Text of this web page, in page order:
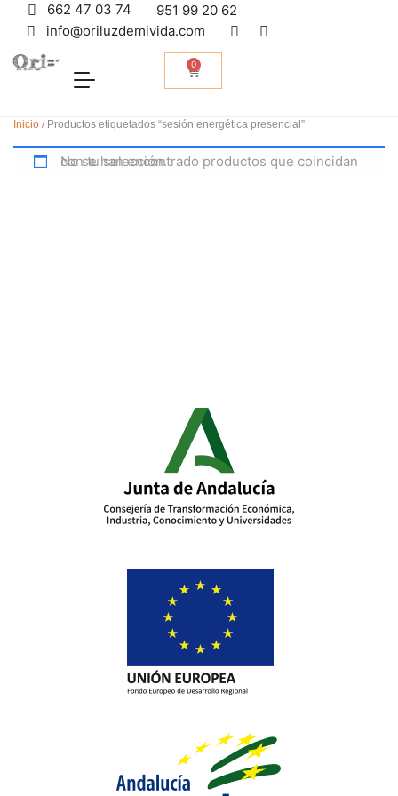
662 47 03 74
951 99 20 62
info@oriluzdemivida.com
0
Inicio / Productos etiquetados “sesión energética presencial”
No se han encontrado productos que coincidan con tu selección.